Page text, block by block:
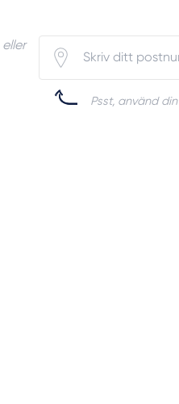
eller
Psst, använd